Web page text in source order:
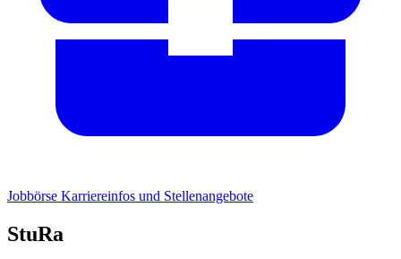
Jobbörse Karriereinfos und Stellenangebote
StuRa